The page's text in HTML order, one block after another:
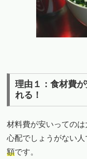
理由１：食材費
れる！
材料費が安いっての
心配でしょうがない人
額です。